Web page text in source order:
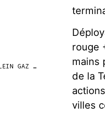
SOCIÉTÉ GÉNÉRALE, PLEIN GAZ SUR LES FOSSILES
rouge
mains
de la
villes